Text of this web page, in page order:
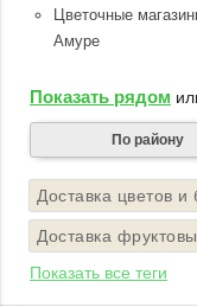
Цветочные
Амуре
Показать рядом
По району
Доставка цветов и
Доставка
Показать все теги